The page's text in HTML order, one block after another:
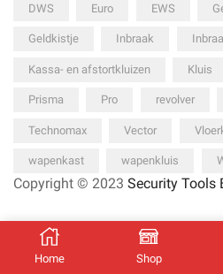
DWS Euro EWS
Geldkistje Inbraak
Kassa- en afstortkluizen Kluis
Prisma Pro revolver
Technomax Vector
wapenkast wapenkluis
Copyright © 2023 Security Tools
Home Shop
Nederlands
Français